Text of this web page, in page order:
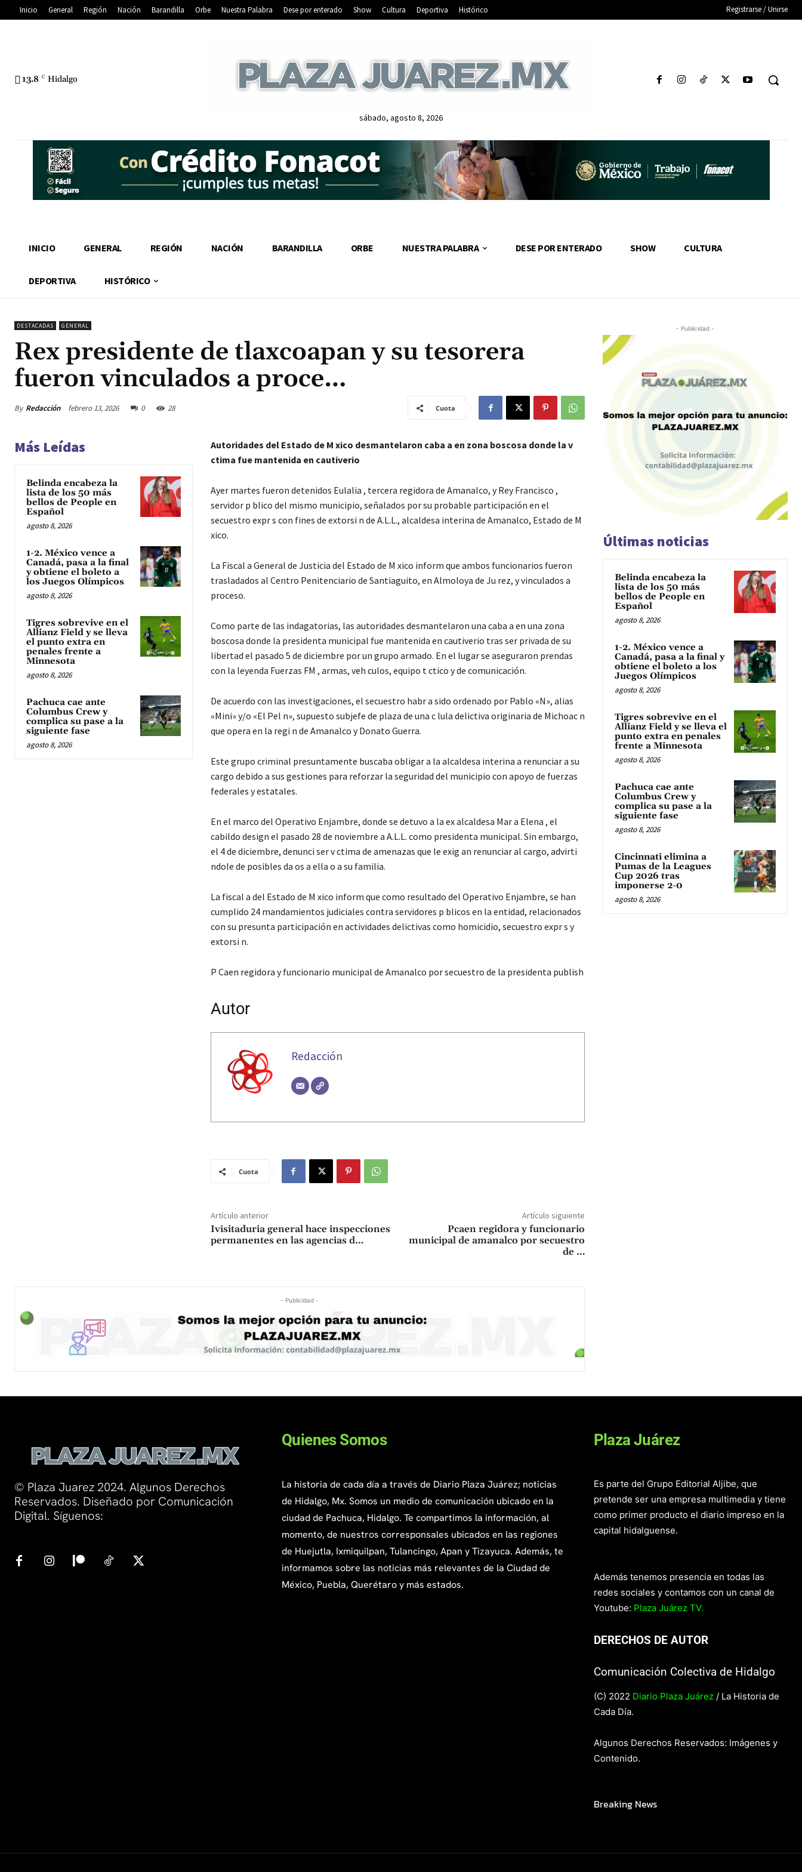
Inicio General Región Nación Barandilla Orbe Nuestra Palabra Dese por enterado Show Cultura Deportiva Histórico Registrarse / Unirse
13.8 C Hidalgo
sábado, agosto 8, 2026
INICIO GENERAL REGIÓN NACIÓN BARANDILLA ORBE NUESTRA PALABRA DESE POR ENTERADO SHOW CULTURA
DEPORTIVA HISTÓRICO
DESTACADAS GENERAL
Rex presidente de tlaxcoapan y su tesorera
fueron vinculados a proce…
By Redacción febrero 13, 2026 0 28 Cuota
Más Leídas
Belinda encabeza la
lista de los 50 más
bellos de People en
Español
agosto 8, 2026
1-2. México vence a
Canadá, pasa a la final
y obtiene el boleto a
los Juegos Olímpicos
agosto 8, 2026
Tigres sobrevive en el
Allianz Field y se lleva
el punto extra en
penales frente a
Minnesota
agosto 8, 2026
Pachuca cae ante
Columbus Crew y
complica su pase a la
siguiente fase
agosto 8, 2026
Autoridades del Estado de M xico desmantelaron caba a en zona boscosa donde la v
ctima fue mantenida en cautiverio
Ayer martes fueron detenidos Eulalia , tercera regidora de Amanalco, y Rey Francisco ,
servidor p blico del mismo municipio, señalados por su probable participación en el
secuestro expr s con fines de extorsi n de A.L.L., alcaldesa interina de Amanalco, Estado de M
xico.
La Fiscal a General de Justicia del Estado de M xico inform que ambos funcionarios fueron
trasladados al Centro Penitenciario de Santiaguito, en Almoloya de Ju rez, y vinculados a
proceso.
Como parte de las indagatorias, las autoridades desmantelaron una caba a en una zona
boscosa donde la presidenta municipal fue mantenida en cautiverio tras ser privada de su
libertad el pasado 5 de diciembre por un grupo armado. En el lugar se aseguraron prendas
con la leyenda Fuerzas FM , armas, veh culos, equipo t ctico y de comunicación.
De acuerdo con las investigaciones, el secuestro habr a sido ordenado por Pablo «N», alias
«Mini» y/o «El Pel n», supuesto subjefe de plaza de una c lula delictiva originaria de Michoac n
que opera en la regi n de Amanalco y Donato Guerra.
Este grupo criminal presuntamente buscaba obligar a la alcaldesa interina a renunciar a su
cargo debido a sus gestiones para reforzar la seguridad del municipio con apoyo de fuerzas
federales y estatales.
En el marco del Operativo Enjambre, donde se detuvo a la ex alcaldesa Mar a Elena , el
cabildo design el pasado 28 de noviembre a A.L.L. como presidenta municipal. Sin embargo,
el 4 de diciembre, denunci ser v ctima de amenazas que le exig an renunciar al cargo, advirti
ndole de posibles da os a ella o a su familia.
La fiscal a del Estado de M xico inform que como resultado del Operativo Enjambre, se han
cumplido 24 mandamientos judiciales contra servidores p blicos en la entidad, relacionados
con su presunta participación en actividades delictivas como homicidio, secuestro expr s y
extorsi n.
P Caen regidora y funcionario municipal de Amanalco por secuestro de la presidenta publish
Autor
Redacción
Cuota
Artículo anterior
Ivisitaduria general hace inspecciones
permanentes en las agencias d…
Artículo siguiente
Pcaen regidora y funcionario
municipal de amanalco por secuestro
de …
- Publicidad -
- Publicidad -
Últimas noticias
Belinda encabeza la
lista de los 50 más
bellos de People en
Español
agosto 8, 2026
1-2. México vence a
Canadá, pasa a la final y
obtiene el boleto a los
Juegos Olímpicos
agosto 8, 2026
Tigres sobrevive en el
Allianz Field y se lleva el
punto extra en penales
frente a Minnesota
agosto 8, 2026
Pachuca cae ante
Columbus Crew y
complica su pase a la
siguiente fase
agosto 8, 2026
Cincinnati elimina a
Pumas de la Leagues
Cup 2026 tras
imponerse 2-0
agosto 8, 2026
© Plaza Juarez 2024. Algunos Derechos
Reservados. Diseñado por Comunicación
Digital. Síguenos:
Quienes Somos
La historia de cada día a través de Diario Plaza Juárez; noticias
de Hidalgo, Mx. Somos un medio de comunicación ubicado en la
ciudad de Pachuca, Hidalgo. Te compartimos la información, al
momento, de nuestros corresponsales ubicados en las regiones
de Huejutla, Ixmiquilpan, Tulancingo, Apan y Tizayuca. Además, te
informamos sobre las noticias más relevantes de la Ciudad de
México, Puebla, Querétaro y más estados.
Plaza Juárez
Es parte del Grupo Editorial Aljibe, que
pretende ser una empresa multimedia y tiene
como primer producto el diario impreso en la
capital hidalguense.
Además tenemos presencia en todas las
redes sociales y contamos con un canal de
Youtube: Plaza Juárez TV.
DERECHOS DE AUTOR
Comunicación Colectiva de Hidalgo
(C) 2022 Diario Plaza Juárez / La Historia de
Cada Día.
Algunos Derechos Reservados: Imágenes y
Contenido.
Breaking News